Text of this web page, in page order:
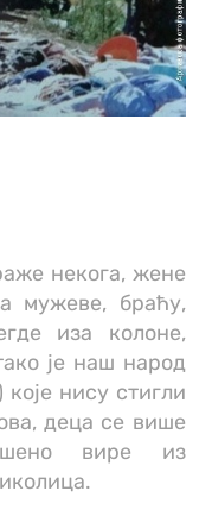
некога, жене
мужеве, браћу,
иза колоне,
је наш народ
нису стигли
деца се више
вире из